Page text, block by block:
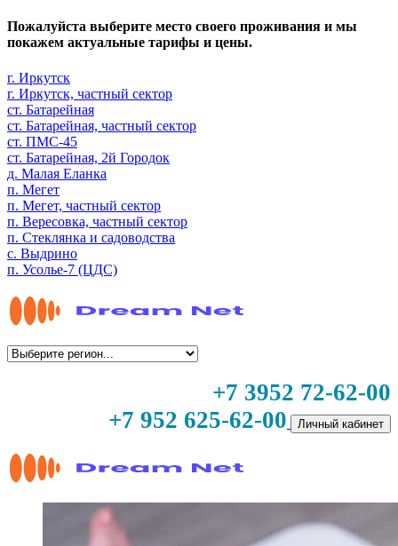
Пожалуйста выберите место своего проживания и мы
покажем актуальные тарифы и цены.
г. Иркутск
г. Иркутск, частный сектор
ст. Батарейная
ст. Батарейная, частный сектор
ст. ПМС-45
ст. Батарейная, 2й Городок
д. Малая Еланка
п. Мегет
п. Мегет, частный сектор
п. Вересовка, частный сектор
п. Стеклянка и садоводства
с. Выдрино
п. Усолье-7 (ЦДС)
+7 3952 72-62-00
+7 952 625-62-00
Личный кабинет